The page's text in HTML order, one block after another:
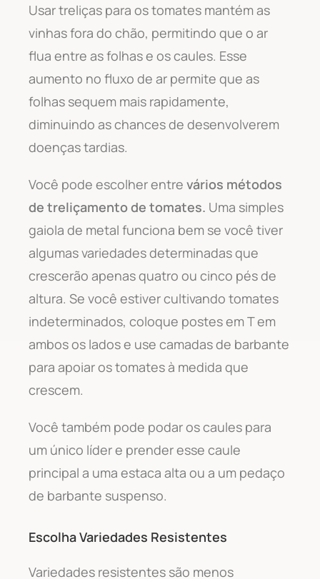
Usar treliças para os tomates mantém as
vinhas fora do chão, permitindo que o ar
flua entre as folhas e os caules. Esse
aumento no fluxo de ar permite que as
folhas sequem mais rapidamente,
diminuindo as chances de desenvolverem
doenças tardias.
Você pode escolher entre vários métodos
de treliçamento de tomates. Uma simples
gaiola de metal funciona bem se você tiver
algumas variedades determinadas que
crescerão apenas quatro ou cinco pés de
altura. Se você estiver cultivando tomates
indeterminados, coloque postes em T em
ambos os lados e use camadas de barbante
para apoiar os tomates à medida que
crescem.
Você também pode podar os caules para
um único líder e prender esse caule
principal a uma estaca alta ou a um pedaço
de barbante suspenso.
Escolha Variedades Resistentes
Variedades resistentes são menos